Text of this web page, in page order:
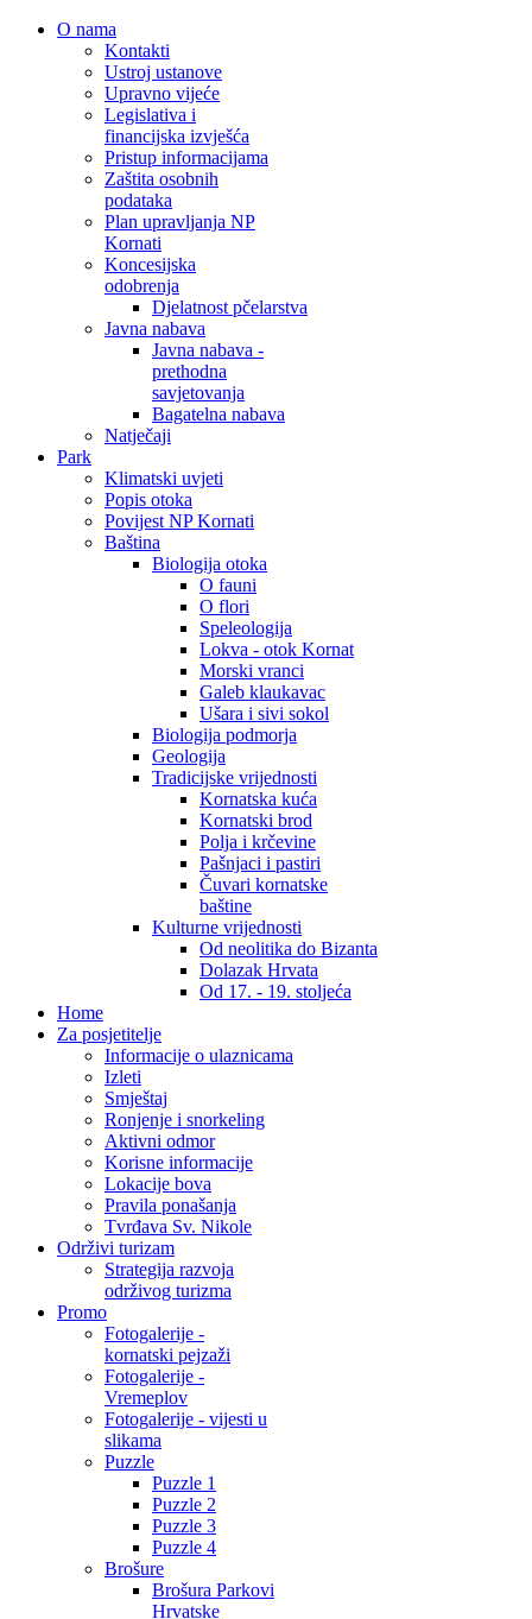
O nama
Kontakti
Ustroj ustanove
Upravno vijeće
Legislativa i
financijska izvješća
Pristup informacijama
Zaštita osobnih
podataka
Plan upravljanja NP
Kornati
Koncesijska
odobrenja
Djelatnost pčelarstva
Javna nabava
Javna nabava -
prethodna
savjetovanja
Bagatelna nabava
Natječaji
Park
Klimatski uvjeti
Popis otoka
Povijest NP Kornati
Baština
Biologija otoka
O fauni
O flori
Speleologija
Lokva - otok Kornat
Morski vranci
Galeb klaukavac
Ušara i sivi sokol
Biologija podmorja
Geologija
Tradicijske vrijednosti
Kornatska kuća
Kornatski brod
Polja i krčevine
Pašnjaci i pastiri
Čuvari kornatske
baštine
Kulturne vrijednosti
Od neolitika do Bizanta
Dolazak Hrvata
Od 17. - 19. stoljeća
Home
Za posjetitelje
Informacije o ulaznicama
Izleti
Smještaj
Ronjenje i snorkeling
Aktivni odmor
Korisne informacije
Lokacije bova
Pravila ponašanja
Tvrđava Sv. Nikole
Održivi turizam
Strategija razvoja
održivog turizma
Promo
Fotogalerije -
kornatski pejzaži
Fotogalerije -
Vremeplov
Fotogalerije - vijesti u
slikama
Puzzle
Puzzle 1
Puzzle 2
Puzzle 3
Puzzle 4
Brošure
Brošura Parkovi
Hrvatske